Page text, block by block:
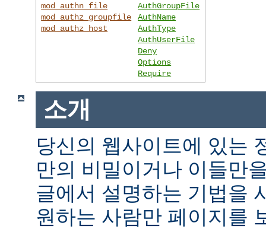
mod_authn_file
mod_authz_groupfile
mod_authz_host
AuthGroupFile
AuthName
AuthType
AuthUserFile
Deny
Options
Require
소개
당신의 웹사이트에 있는
만의 비밀이거나 이들만
글에서 설명하는 기법을
원하는 사람만 페이지를